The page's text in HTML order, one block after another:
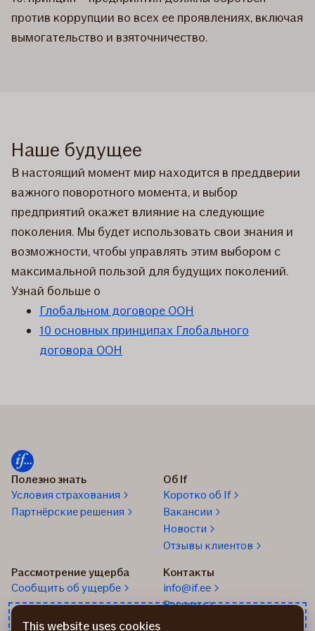
против коррупции во всех ее проявлениях, включая
вымогательство и взяточничество.
Наше будущее
В настоящий момент мир находится в преддверии
важного поворотного момента, и выбор
предприятий окажет влияние на следующие
поколения. Мы будет использовать свои знания и
возможности, чтобы управлять этим выбором с
максимальной пользой для будущих поколений.
Узнай больше о
Глобальном договоре ООН
10 основных принципах Глобального
договора ООН
Полезно знать
Условия страхования
Партнёрские решения
Об If
Коротко об If
Вакансии
Новости
Отзывы клиентов
Рассмотрение ущерба
Cообщить об ущербе
Контакты
info@if.ee
Расчеты
This website uses cookies